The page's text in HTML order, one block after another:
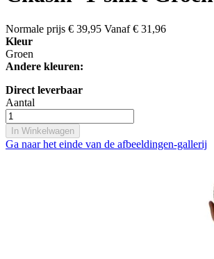
Normale prijs € 39,95 Vanaf € 31,96
Kleur
Groen
Andere kleuren:
Direct leverbaar
Aantal
In Winkelwagen
Ga naar het einde van de afbeeldingen-gallerij